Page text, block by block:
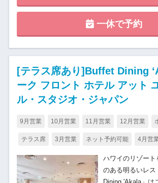
一休で予約
[テラス席あり]Buffet Dining
ーク フロント ホテル アット
ル・スタジオ・ジャパン
9月営業 10月営業 11月営業 12月営業
テラス席 3月営業 ネット予約可能 4月営
ハワイのリゾー
のある明るいレ